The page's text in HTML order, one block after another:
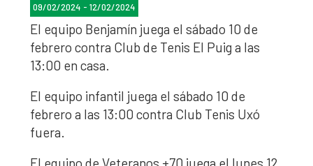
09/02/2024 - 12/02/2024
El equipo Benjamín juega el sábado 10 de
febrero contra Club de Tenis El Puig a las
13:00 en casa.
El equipo infantil juega el sábado 10 de
febrero a las 13:00 contra Club Tenis Uxó
fuera.
El equipo de Veteranos +70 juega el lunes 12